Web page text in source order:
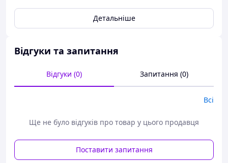
Детальніше
Відгуки та запитання
Відгуки (0) Запитання (0)
Всі
Ще не було відгуків про товар у цього продавця
Поставити запитання